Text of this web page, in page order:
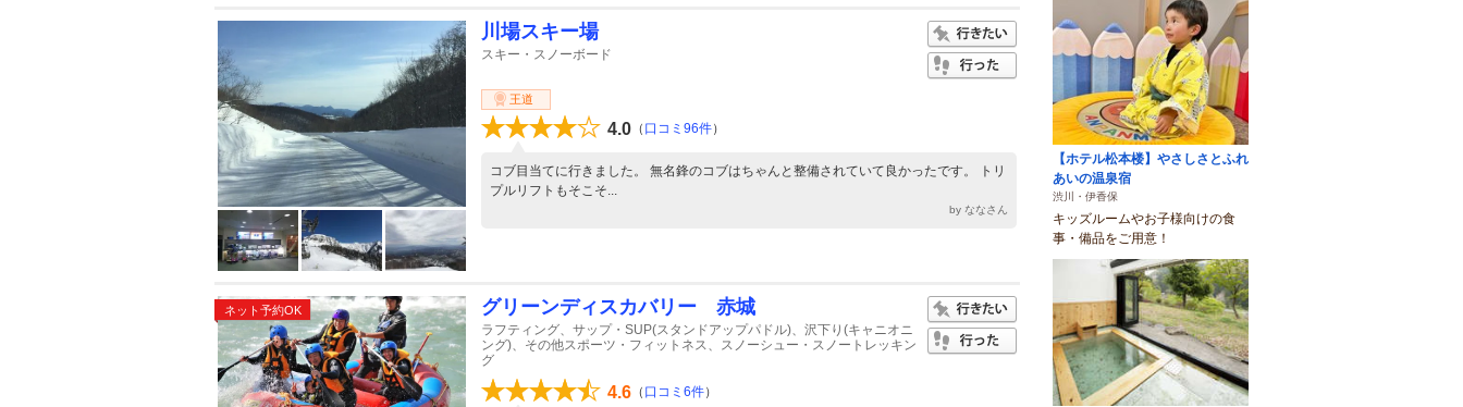
川場スキー場
スキー・スノーボード
王道
4.0 （ 口コミ96件）
コブ目当てに行きました。 無名鋒のコブはちゃんと整備されていて良かったです。 トリ
プルリフトもそこそ...
by ななさん
ネット予約OK グリーンディスカバリー 赤城
ラフティング、サップ・SUP(スタンドアップパドル)、沢下り(キャニオニ
ング)、その他スポーツ・フィットネス、スノーシュー・スノートレッキン
グ
4.6 （ 口コミ6件）
【ホテル松本楼】やさしさとふれ
あいの温泉宿
渋川・伊香保
キッズルームやお子様向けの食
事・備品をご用意！